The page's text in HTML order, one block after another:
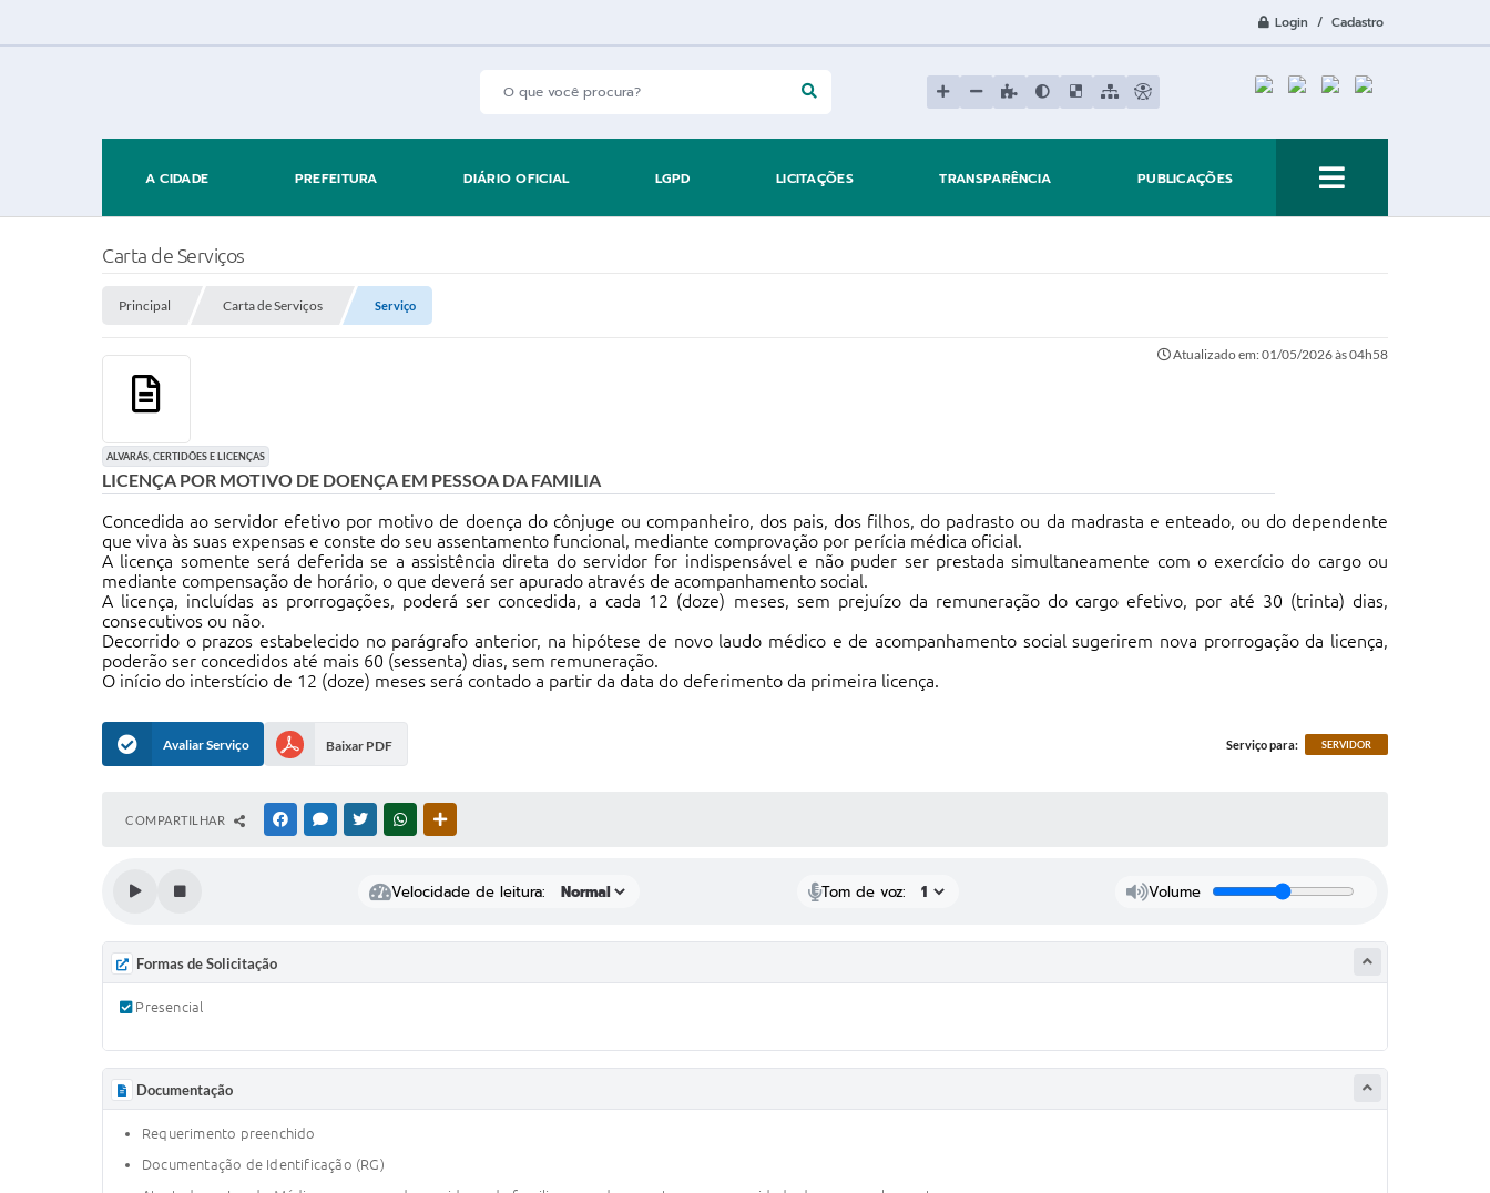
Login / Cadastro
A CIDADE PREFEITURA DIÁRIO OFICIAL LGPD LICITAÇÕES TRANSPARÊNCIA PUBLICAÇÕES
Carta de Serviços
Principal Carta de Serviços Serviço
Atualizado em: 01/05/2026 às 04h58
ALVARÁS, CERTIDÕES E LICENÇAS
LICENÇA POR MOTIVO DE DOENÇA EM PESSOA DA FAMILIA
Concedida ao servidor efetivo por motivo de doença do cônjuge ou companheiro, dos pais, dos filhos, do padrasto ou da madrasta e enteado, ou do dependente
que viva às suas expensas e conste do seu assentamento funcional, mediante comprovação por perícia médica oficial.
A licença somente será deferida se a assistência direta do servidor for indispensável e não puder ser prestada simultaneamente com o exercício do cargo ou
mediante compensação de horário, o que deverá ser apurado através de acompanhamento social.
A licença, incluídas as prorrogações, poderá ser concedida, a cada 12 (doze) meses, sem prejuízo da remuneração do cargo efetivo, por até 30 (trinta) dias,
consecutivos ou não.
Decorrido o prazos estabelecido no parágrafo anterior, na hipótese de novo laudo médico e de acompanhamento social sugerirem nova prorrogação da licença,
poderão ser concedidos até mais 60 (sessenta) dias, sem remuneração.
O início do interstício de 12 (doze) meses será contado a partir da data do deferimento da primeira licença.
Avaliar Serviço Baixar PDF Serviço para: SERVIDOR
COMPARTILHAR FACEBOOKMESSENGER
TWITTERWHATSAPP
Velocidade de leitura: Tom de voz: Volume
Formas de Solicitação
Presencial
Documentação
Requerimento preenchido
Documentação de Identificação (RG)